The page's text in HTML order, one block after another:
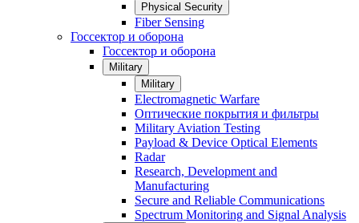
Physical Security
Fiber Sensing
Госсектор и оборона
Госсектор и оборона
Military
Military
Electromagnetic Warfare
Оптические покрытия и фильтры
Military Aviation Testing
Payload & Device Optical Elements
Radar
Research, Development and
Manufacturing
Secure and Reliable Communications
Spectrum Monitoring and Signal Analysis